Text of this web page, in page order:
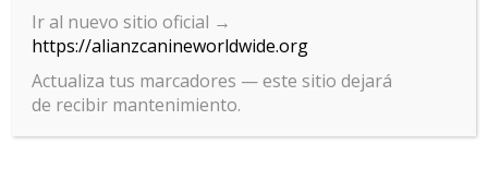
Gestionar el consentimiento
de las cookies
Para ofrecer las mejores experiencias, utilizamos tecnologías como las
cookies para almacenar y/o acceder a la información del dispositivo. El
Ir al nuevo sitio oficial →
https://alianzcanineworldwide.org
Actualiza tus marcadores — este sitio dejará
de recibir mantenimiento.